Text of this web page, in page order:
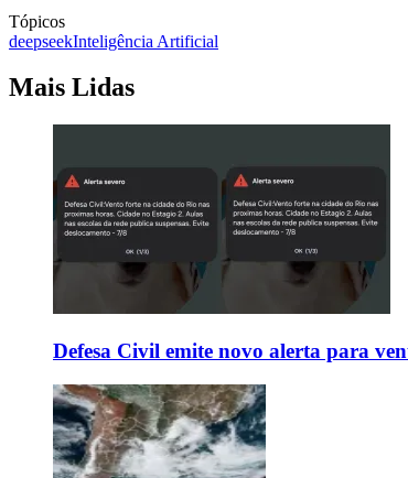
Tópicos
deepseekInteligência Artificial
Mais Lidas
Defesa Civil emite novo alerta para